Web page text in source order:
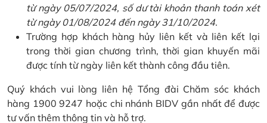
từ ngày 05/07/2024, số dư tài khoản thanh toán xét
từ ngày 01/08/2024 đến ngày 31/10/2024.
Trường hợp khách hàng hủy liên kết và liên kết lại
trong thời gian chương trình, thời gian khuyến mãi
được tính từ ngày liên kết thành công đầu tiên.
Quý khách vui lòng liên hệ Tổng đài Chăm sóc khách
hàng 1900 9247 hoặc chi nhánh BIDV gần nhất để được
tư vấn thêm thông tin và hỗ trợ.